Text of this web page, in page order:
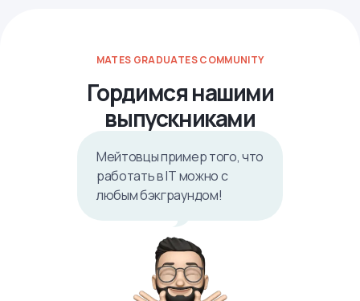
MATES GRADUATES COMMUNITY
Гордимся нашими
выпускниками
Мейтовцы пример того, что
работать в IТ можно с
любым бэкграундом!